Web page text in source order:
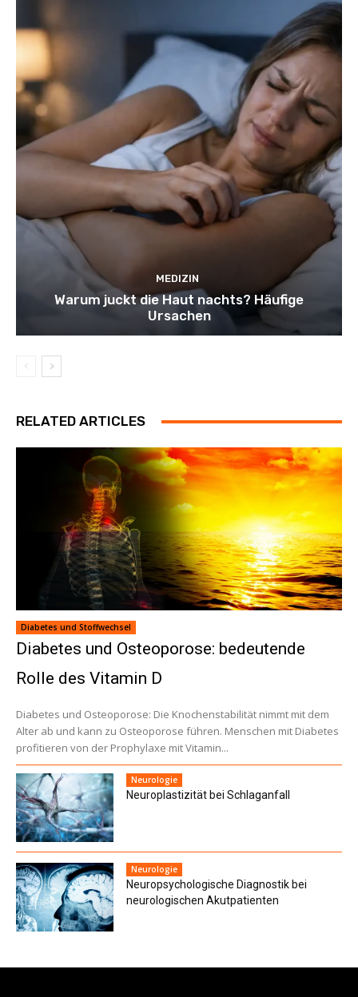
MEDIZIN
Warum juckt die Haut nachts? Häufige
Ursachen
RELATED ARTICLES
Diabetes und Stoffwechsel
Diabetes und Osteoporose: bedeutende
Rolle des Vitamin D
Diabetes und Osteoporose: Die Knochenstabilität nimmt mit dem
Alter ab und kann zu Osteoporose führen. Menschen mit Diabetes
profitieren von der Prophylaxe mit Vitamin...
Neurologie
Neuroplastizität bei Schlaganfall
Neurologie
Neuropsychologische Diagnostik bei
neuro­logischen Akutpatienten